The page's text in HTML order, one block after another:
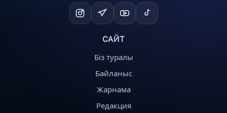
САЙТ
Біз туралы
Байланыс
Жарнама
Редакция